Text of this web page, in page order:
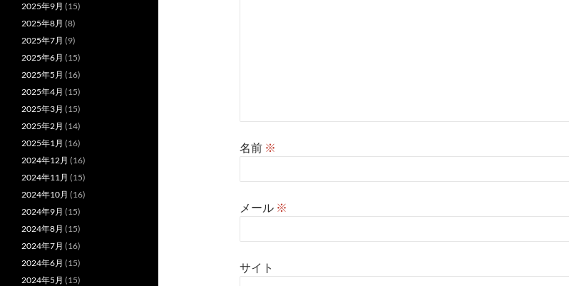
名前 ※
メール ※
サイト
2025年9月 (15)
2025年8月 (8)
2025年7月 (9)
2025年6月 (15)
2025年5月 (16)
2025年4月 (15)
2025年3月 (15)
2025年2月 (14)
2025年1月 (16)
2024年12月 (16)
2024年11月 (15)
2024年10月 (16)
2024年9月 (15)
2024年8月 (15)
2024年7月 (16)
2024年6月 (15)
2024年5月 (15)